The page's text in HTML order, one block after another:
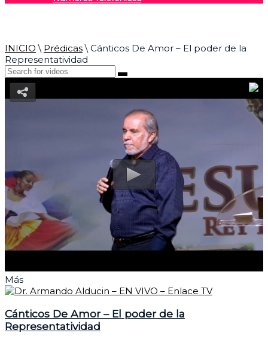
INICIO \ Prédicas\ Cánticos De Amor – El poder de la
Representatividad
Más
Cánticos De Amor – El poder de la
Representatividad